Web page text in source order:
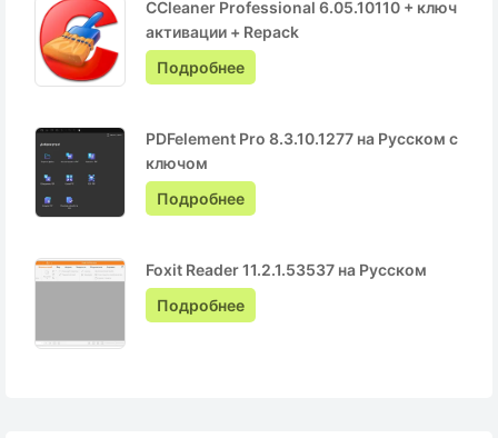
CCleaner Professional 6.05.10110 + ключ
активации + Repack
Подробнее
PDFelement Pro 8.3.10.1277 на Русском с
ключом
Подробнее
Foxit Reader 11.2.1.53537 на Русском
Подробнее